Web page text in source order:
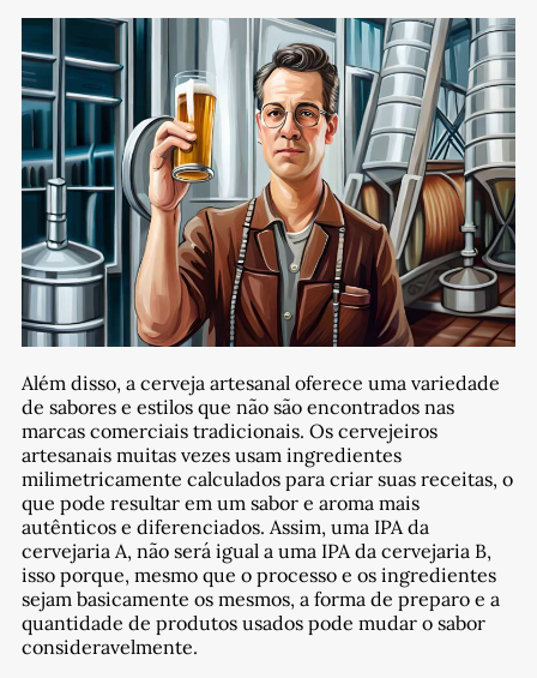
Além disso, a cerveja artesanal oferece uma variedade
de sabores e estilos que não são encontrados nas
marcas comerciais tradicionais. Os cervejeiros
artesanais muitas vezes usam ingredientes
milimetricamente calculados para criar suas receitas, o
que pode resultar em um sabor e aroma mais
autênticos e diferenciados. Assim, uma IPA da
cervejaria A, não será igual a uma IPA da cervejaria B,
isso porque, mesmo que o processo e os ingredientes
sejam basicamente os mesmos, a forma de preparo e a
quantidade de produtos usados pode mudar o sabor
consideravelmente.